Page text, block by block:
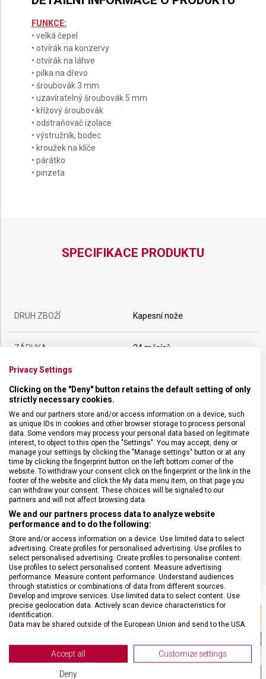
FUNKCE:
• velká čepel
• otvírák na konzervy
• otvírák na láhve
• pilka na dřevo
• šroubovák 3 mm
• uzavíratelný šroubovák 5 mm
• křížový šroubovák
• odstraňovač izolace
• výstružník, bodec
• kroužek na klíče
• párátko
• pinzeta
SPECIFIKACE PRODUKTU
DRUH ZBOŽÍ Kapesní nože
ZÁRUKA 24 měsíců
UZAMYKATELNÁ ČEPEL Ano
POČET FUNKCÍ 12
VELIKOST 13 x 2,25 cm
BARVA Červená
Privacy Settings
Clicking on the "Deny" button retains the default setting of only
strictly necessary cookies.
We and our partners store and/or access information on a device, such
as unique IDs in cookies and other browser storage to process personal
data. Some vendors may process your personal data based on legitimate
interest, to object to this open the "Settings". You may accept, deny or
manage your settings by clicking the "Manage settings" button or at any
time by clicking the fingerprint button on the left bottom corner of the
website. To withdraw your consent click on the fingerprint or the link in the
footer of the website and click the My data menu item, on that page you
can withdraw your consent. These choices will be signaled to our
partners and will not affect browsing data.
We and our partners process data to analyze website
performance and to do the following:
Store and/or access information on a device. Use limited data to select
advertising. Create profiles for personalised advertising. Use profiles to
select personalised advertising. Create profiles to personalise content.
Use profiles to select personalised content. Measure advertising
performance. Measure content performance. Understand audiences
through statistics or combinations of data from different sources.
Develop and improve services. Use limited data to select content. Use
precise geolocation data. Actively scan device characteristics for
identification.
Data may be shared outside of the European Union and send to the USA.
View Partner List (2 IAB Vendors)
We use your data for the following purposes:
Accept all Customize settings
Deny